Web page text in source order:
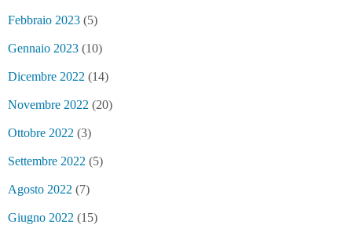
Febbraio 2023 (5)
Gennaio 2023 (10)
Dicembre 2022 (14)
Novembre 2022 (20)
Ottobre 2022 (3)
Settembre 2022 (5)
Agosto 2022 (7)
Giugno 2022 (15)